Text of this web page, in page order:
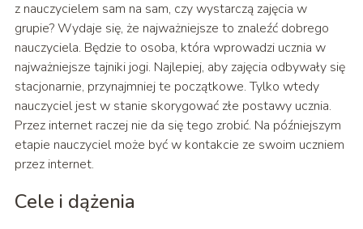
z nauczycielem sam na sam, czy wystarczą zajęcia w
grupie? Wydaje się, że najważniejsze to znaleźć dobrego
nauczyciela. Będzie to osoba, która wprowadzi ucznia w
najważniejsze tajniki jogi. Najlepiej, aby zajęcia odbywały się
stacjonarnie, przynajmniej te początkowe. Tylko wtedy
nauczyciel jest w stanie skorygować złe postawy ucznia.
Przez internet raczej nie da się tego zrobić. Na późniejszym
etapie nauczyciel może być w kontakcie ze swoim uczniem
przez internet.
Cele i dążenia